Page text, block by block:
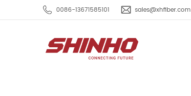
0086-13671585101 sales@xhfiber.com